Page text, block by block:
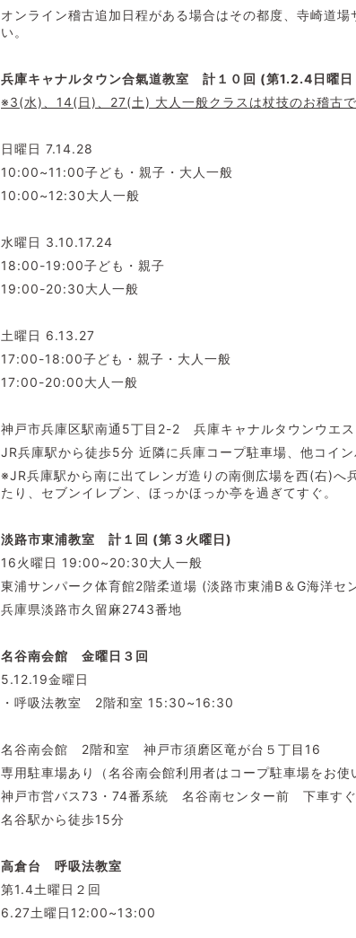
オンライン稽古追加日程がある場合はその都度、寺崎道
い。
兵庫キャナルタウン合氣道教室 計１０回 (第1.2.4日曜
※3(水)、14(日)、27(土) 大人一般クラスは杖技のお稽古
日曜日 7.14.28
10:00~11:00子ども・親子・大人一般
10:00~12:30大人一般
水曜日 3.10.17.24
18:00-19:00子ども・親子
19:00-20:30大人一般
土曜日 6.13.27
17:00-18:00子ども・親子・大人一般
17:00-20:00大人一般
神戸市兵庫区駅南通5丁目2-2 兵庫キャナルタウンウエ
JR兵庫駅から徒歩5分 近隣に兵庫コープ駐車場、他コイン
※JR兵庫駅から南に出てレンガ造りの南側広場を西(右)へ
たり、セブンイレブン、ほっかほっか亭を過ぎてすぐ。
淡路市東浦教室 計１回 (第３火曜日)
16火曜日 19:00~20:30大人一般
東浦サンパーク体育館2階柔道場 (淡路市東浦B＆G海洋セ
兵庫県淡路市久留麻2743番地
名谷南会館 金曜日３回
5.12.19金曜日
・呼吸法教室 2階和室 15:30~16:30
名谷南会館 2階和室 神戸市須磨区竜が台５丁目16
専用駐車場あり（名谷南会館利用者はコープ駐車場をお使
神戸市営バス73・74番系統 名谷南センター前 下車す
名谷駅から徒歩15分
高倉台 呼吸法教室
第1.4土曜日２回
6.27土曜日12:00~13:00